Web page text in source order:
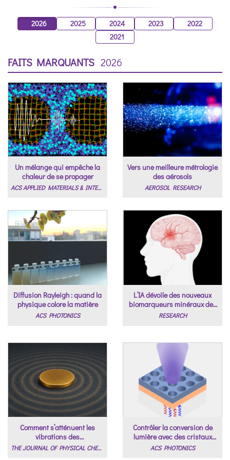
2026 2025 2024 2023
2022
2021
FAITS MARQUANTS 2026
Un mélange qui empêche la
chaleur de se propager
ACS APPLIED MATERIALS & INTERFACES
Vers une meilleure métrologie
des aérosols
AEROSOL RESEARCH
Diffusion Rayleigh : quand la
physique colore la matière
ACS PHOTONICS
L’IA dévoile des nouveaux
biomarqueurs minéraux des
maladies neurologiques
RESEARCH
Comment s’atténuent les
vibrations des
nanoparticules?
THE JOURNAL OF PHYSICAL CHEMISTRY LETTERS
Contrôler la conversion de
lumière avec des cristaux
photoniques.
ACS PHOTONICS